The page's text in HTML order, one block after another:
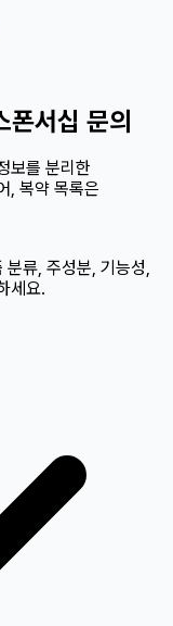
폰서십 문의
보를 분리한
, 복약 목록은
분류, 주성분, 기능성,
세요.